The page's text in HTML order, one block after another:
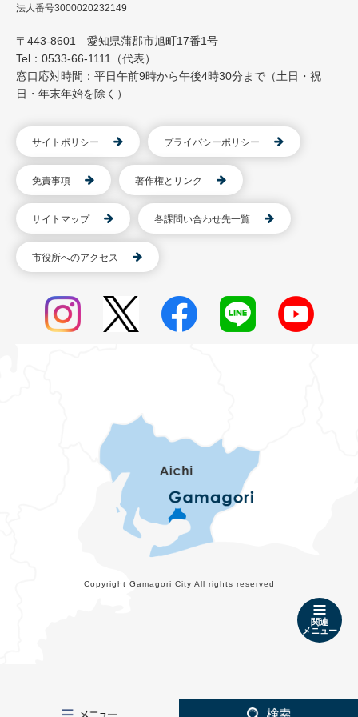
関連
メニュー
法人番号3000020232149
〒443-8601 愛知県蒲郡市旭町17番1号
Tel：0533-66-1111（代表）
窓口応対時間：平日午前9時から午後4時30分まで（土日・祝
日・年末年始を除く）
サイトポリシー プライバシーポリシー
免責事項 著作権とリンク
サイトマップ 各課問い合わせ先一覧
市役所へのアクセス
Copyright Gamagori City All rights reserved